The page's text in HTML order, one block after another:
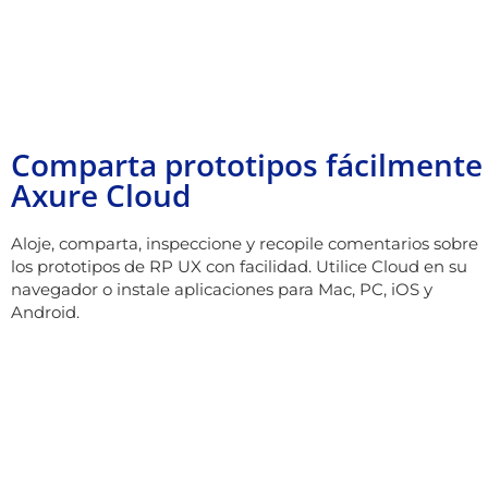
Comparta prototipos
Axure Cloud
Aloje, comparta, inspeccione y recopile comentarios sobre
los prototipos de RP UX con facilidad. Utilice Cloud en su
navegador o instale aplicaciones para Mac, PC, iOS y
Android.